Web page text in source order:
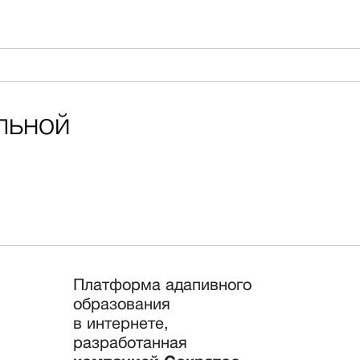
Платформа адапивного
образования
в интернете,
разработанная